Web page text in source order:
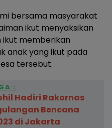
bersama masyarakat
ikut menyaksikan
ikut memberikan
anak yang ikut pada
tersebut.
:
Hadiri Rakornas
Bencana
di Jakarta